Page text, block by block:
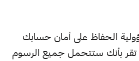
الحفاظ على أمان حسابك
تقر بأنك ستتحمل جميع الرسوم